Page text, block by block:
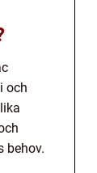
och
behov.